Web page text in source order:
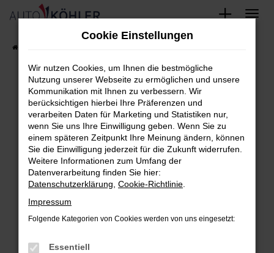
Zum
Fehler: Network Error
Beim Laden ist ein Fehler aufgetreten.
Hier sind ein paar Tipps, die dir helfen können:
Überprüfe deine Firewall und deine
Internetverbindung.
Laden andere Webseiten, zum Beispiel
deine Suchmaschine?
Cookie Einstellungen
Wir nutzen Cookies, um Ihnen die bestmögliche
Nutzung unserer Webseite zu ermöglichen und unsere
Kommunikation mit Ihnen zu verbessern. Wir
berücksichtigen hierbei Ihre Präferenzen und
verarbeiten Daten für Marketing und Statistiken nur,
wenn Sie uns Ihre Einwilligung geben. Wenn Sie zu
einem späteren Zeitpunkt Ihre Meinung ändern, können
Sie die Einwilligung jederzeit für die Zukunft widerrufen.
Weitere Informationen zum Umfang der
Datenverarbeitung finden Sie hier:
Datenschutzerklärung Cookie-Richtlinie
Impressum
Folgende Kategorien von Cookies werden von uns eingesetzt:
Essentiell